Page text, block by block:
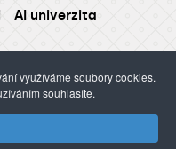
AI univerzita
je zakázáno bez
využíváme soubory cookies.
souhlasíte.